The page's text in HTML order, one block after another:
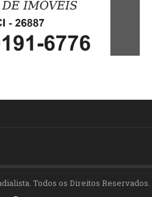
Todos os Direitos Reservados.